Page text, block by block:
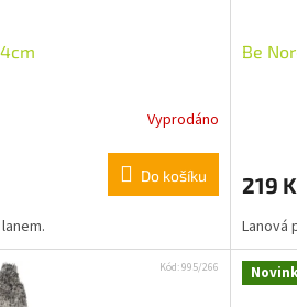
Vyprodáno
Do košíku
Be
219
Lanová
Kód:995/266